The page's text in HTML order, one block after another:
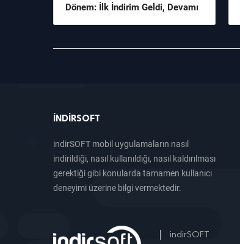
Dönem: İlk İndirim Geldi, Devamı
INDIRSOFT
indirSOFT mobil uygulamaların nasıl
indirildiği, nasıl kullanıldığı, nasıl kaldırılması
gerektiği gibi konularda tamamen kullanıcı
deneyimi üzerine bilgi vermektedir.
indirSOFT